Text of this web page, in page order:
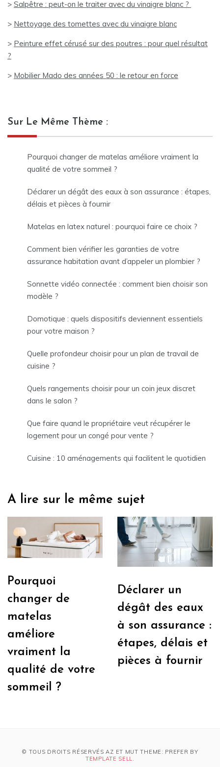
> Salpêtre : peut-on le traiter avec du vinaigre blanc ?
> Nettoyage des tomettes avec du vinaigre blanc
> Peinture effet cérusé sur des poutres : pour quel résultat
?
> Mobilier Mado des années 50 : le retour en force
Sur Le Même Thème :
Pourquoi changer de matelas améliore vraiment la
qualité de votre sommeil ?
Déclarer un dégât des eaux à son assurance : étapes,
délais et pièces à fournir
Matelas en latex naturel : pourquoi faire ce choix ?
Comment bien vérifier les garanties de votre
assurance habitation avant d’appeler un plombier ?
Sonnette vidéo connectée : comment bien choisir son
modèle ?
Domotique : quels dispositifs deviennent essentiels
pour votre maison ?
Quelle profondeur choisir pour un plan de travail de
cuisine ?
Quels rangements choisir pour un coin jeux discret
dans le salon ?
Que faire quand le propriétaire veut récupérer le
logement pour un congé pour vente ?
Cuisine : 10 aménagements qui facilitent le quotidien
A lire sur le même sujet
Pourquoi
changer de
matelas
améliore
vraiment la
qualité de votre
sommeil ?
Déclarer un
dégât des eaux
à son assurance :
étapes, délais et
pièces à fournir
© TOUS DROITS RÉSERVÉS AZ ET MUT THEME: PREFER BY
TEMPLATE SELL.